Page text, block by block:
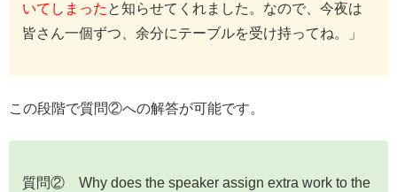
いてしまった と知らせてくれました。なので、今夜は
皆さん一個ずつ、余分にテーブルを受け持ってね。」
この段階で質問②への解答が可能です。
質問② Why does the speaker assign extra work to the